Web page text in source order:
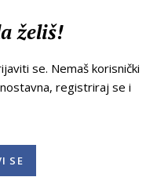
želiš!
se. Nemaš korisnički
registriraj se i
SE